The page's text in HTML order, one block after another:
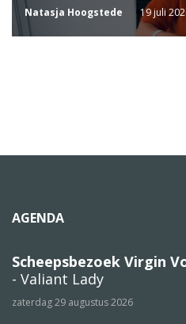
Natasja Hoogstede 19 juli
AGENDA
Scheepsbezoek Virgin
- Valiant Lady
zaterdag 29 augustus 2026